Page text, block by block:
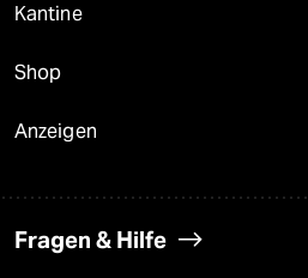
Kantine
Shop
Anzeigen
Fragen & Hilfe